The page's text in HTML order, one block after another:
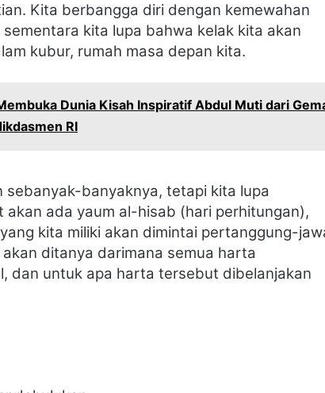
Kita berbangga diri dengan kemewahan
kita lupa bahwa kelak kita akan
kubur, rumah masa depan kita.
Dunia Kisah Inspiratif Abdul Muti dari
RI
sebanyak-banyaknya, tetapi kita lupa
akan ada yaum al-hisab (hari perhitungan),
kita miliki akan dimintai pertanggung-
ditanya darimana semua harta
dan untuk apa harta tersebut dibelanjakan